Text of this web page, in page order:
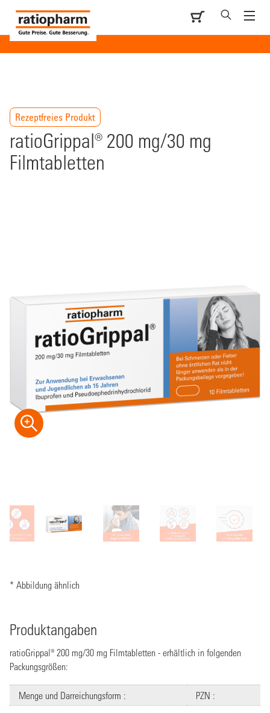
Rezeptfreies Produkt
ratioGrippal® 200 mg/30 mg
Filmtabletten
* Abbildung ähnlich
Produktangaben
ratioGrippal® 200 mg/30 mg Filmtabletten - erhältlich in folgenden
Packungsgrößen:
Menge und Darreichungsform : PZN :